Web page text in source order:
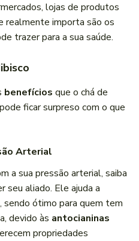
lojas de produtos
realmente importa são os
trazer para a sua saúde.
benefícios que o chá de
ficar surpreso com o que
Arterial
a sua pressão arterial, saiba
seu aliado. Ele ajuda a
sendo ótimo para quem tem
devido às antocianinas
propriedades